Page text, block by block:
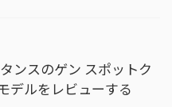
ンスのゲン スポットク
デルをレビューする